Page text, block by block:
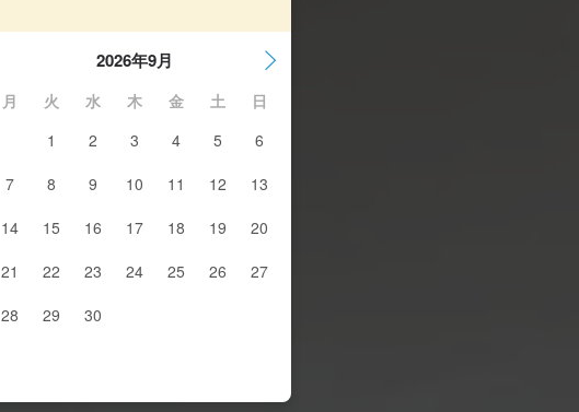
2026年9月
月 火 水 木 金 土
日
1
2 3 4 5
6
7
8 9 10 11 12
13
14
15 16 17 18 19
20
21
22 23 24 25 26
27
28
29 30